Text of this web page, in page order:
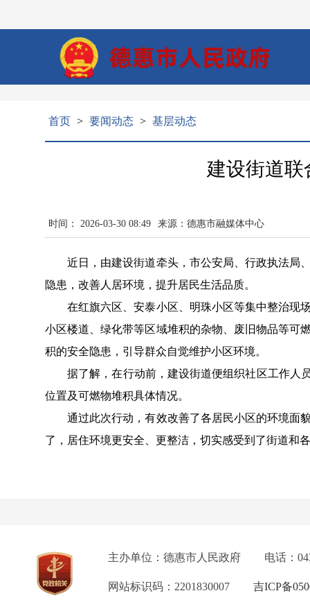
首页 > 要闻动态 > 基层动态
建设街道联
时间： 2026-03-30 08:49 来源：德惠市融媒体中心
近日，由建设街道牵头，市公安局、行政执法局、
隐患，改善人居环境，提升居民生活品质。
在红旗六区、安泰小区、明珠小区等集中整治现场
小区楼道、绿化带等区域堆积的杂物、废旧物品等可
积的安全隐患，引导群众自觉维护小区环境。
据了解，在行动前，建设街道便组织社区工作人员
位置及可燃物堆积具体情况。
通过此次行动，有效改善了各居民小区的环境面貌
了，居住环境更安全、更整洁，切实感受到了街道和
主办单位：德惠市人民政府 电话：
网站标识码：2201830007 吉ICP备